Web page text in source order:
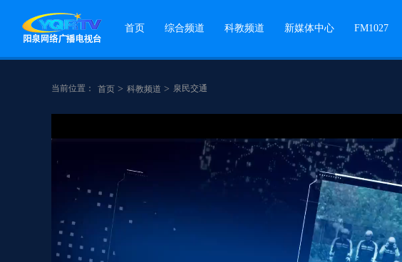
首页 综合频道 科教频道 新媒体中心 FM1027
当前位置： 首页 > 科教频道 > 泉民交通